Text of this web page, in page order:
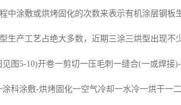
中涂敷或烘烤固化的次数来表示有机涂层钢板
生产工艺占绝大多数，近期三涂三烘型出现不
图5-10)开卷一剪切一压毛刺一缝合(一或焊
科涂敷-烘烤固化一空气冷却一水冷一烘干一